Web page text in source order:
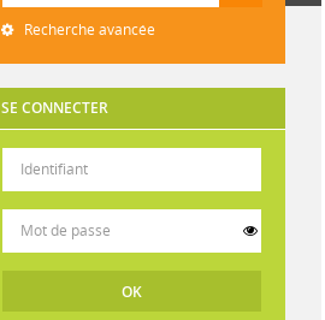
Recherche avancée
SE CONNECTER